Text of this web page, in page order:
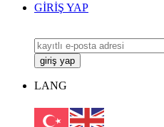
GİRİŞ YAP
LANG